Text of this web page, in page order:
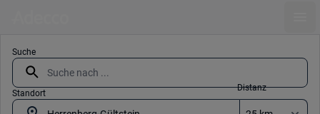
Suche
Standort
Distanz